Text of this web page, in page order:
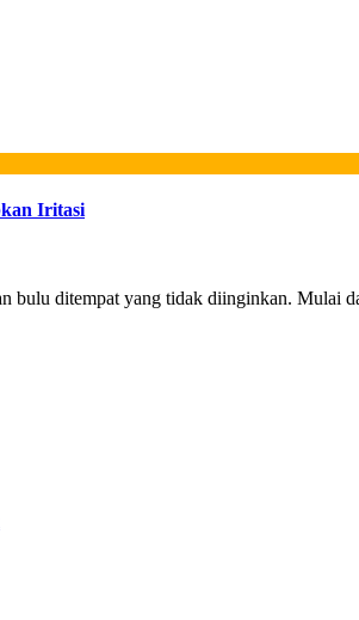
Iritasi
bulu ditempat yang tidak diinginkan. Mulai